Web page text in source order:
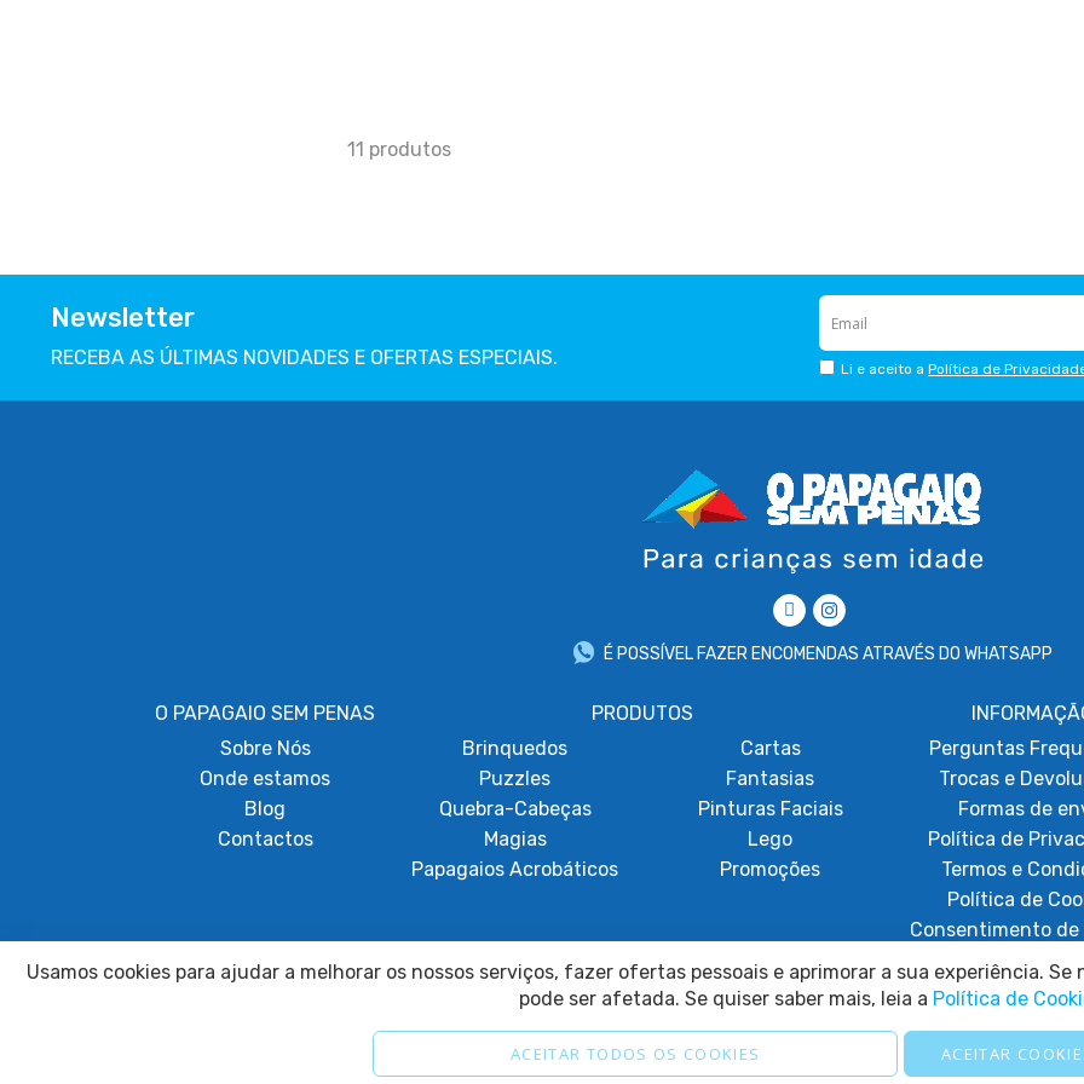
11 produtos
Newsletter
RECEBA AS ÚLTIMAS NOVIDADES E OFERTAS ESPECIAIS. Li e aceito a Política de
É POSSÍVEL FAZER ENCOMENDAS ATRAVÉS DO WHATSAPP
O PAPAGAIO SEM PENAS
Sobre Nós
Onde estamos
Blog
Contactos
PRODUTOS
Brinquedos
Puzzles
Quebra-Cabeças
Magias
Papagaios Acrobáticos
Cartas
Fantasias
Pinturas Faciais
Lego
Promoções
Perguntas
Trocas e
Formas de
Política de
Termos e
Política de
Consentimento de
Resolução de
Usamos cookies para ajudar a melhorar os nossos serviços, fazer ofertas pessoais e aprimorar a sua experiência.
pode ser afetada. Se quiser saber mais, leia a Política de
ACEITAR TODOS OS COOKIES ACEITAR